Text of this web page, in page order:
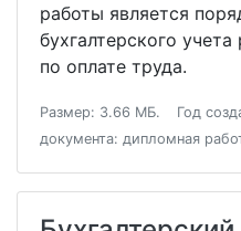
работы является
бухгалтерского
по оплате труда.
Размер: 3.66 МБ. Год
документа: дипломная